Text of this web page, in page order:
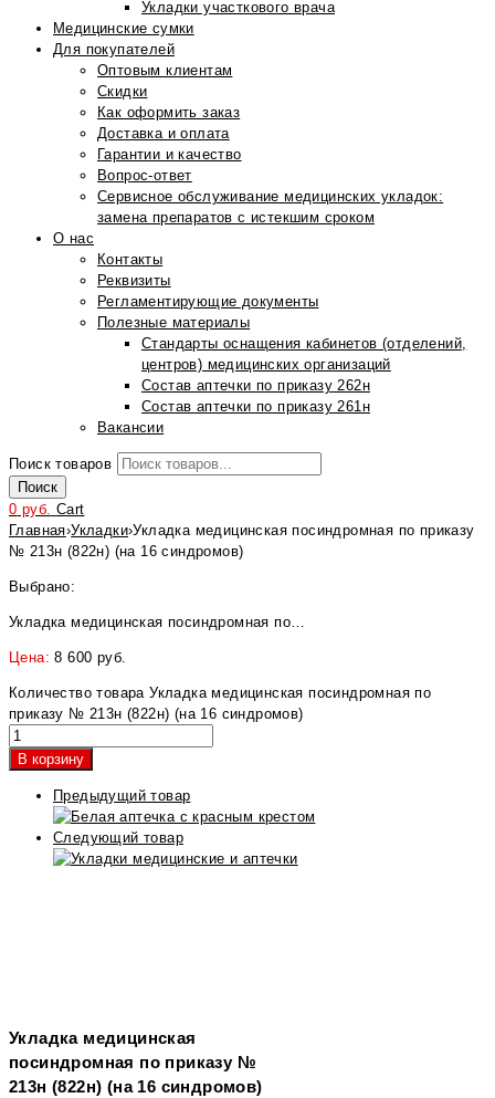
Укладки участкового врача
Медицинские сумки
Для покупателей
Оптовым клиентам
Скидки
Как оформить заказ
Доставка и оплата
Гарантии и качество
Вопрос-ответ
Сервисное обслуживание медицинских укладок:
замена препаратов с истекшим сроком
О нас
Контакты
Реквизиты
Регламентирующие документы
Полезные материалы
Стандарты оснащения кабинетов (отделений,
центров) медицинских организаций
Состав аптечки по приказу 262н
Состав аптечки по приказу 261н
Вакансии
Поиск товаров
Поиск
0 руб. Cart
Главная›Укладки›Укладка медицинская посиндромная по приказу
№ 213н (822н) (на 16 синдромов)
Выбрано:
Укладка медицинская посиндромная по…
Цена:8 600 руб.
Количество товара Укладка медицинская посиндромная по
приказу № 213н (822н) (на 16 синдромов)
В корзину
Предыдущий товар
Следующий товар
Укладка медицинская
посиндромная по приказу №
213н (822н) (на 16 синдромов)